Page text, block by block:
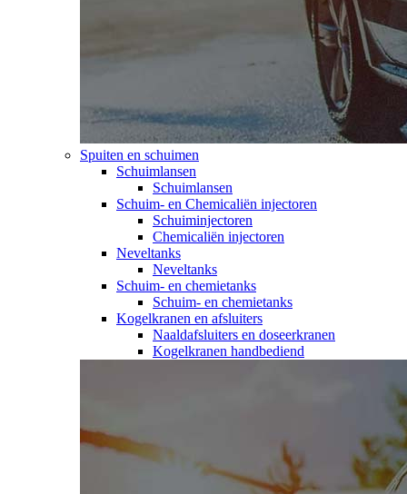
Spuiten en schuimen
Schuimlansen
Schuimlansen
Schuim- en Chemicaliën injectoren
Schuiminjectoren
Chemicaliën injectoren
Neveltanks
Neveltanks
Schuim- en chemietanks
Schuim- en chemietanks
Kogelkranen en afsluiters
Naaldafsluiters en doseerkranen
Kogelkranen handbediend